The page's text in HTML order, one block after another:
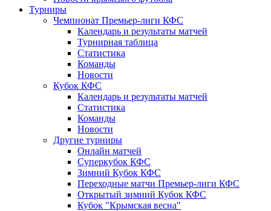
Турниры
Чемпионат Премьер-лиги КФС
Календарь и результаты матчей
Турнирная таблица
Статистика
Команды
Новости
Кубок КФС
Календарь и результаты матчей
Статистика
Команды
Новости
Другие турниры
Онлайн матчей
Суперкубок КФС
Зимний Кубок КФС
Переходные матчи Премьер-лиги КФС
Открытый зимний Кубок КФС
Кубок "Крымская весна"